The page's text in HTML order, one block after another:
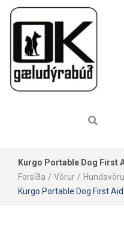
Kurgo Portable Dog First
Forsíða / Vörur /
Kurgo Portable Dog First